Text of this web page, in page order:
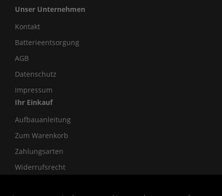
Unser Unternehmen
Kontakt
Batterieentsorgung
AGB
Datenschutz
Impressum
Ihr Einkauf
Aufbauanleitung
Zum Warenkorb
Zahlungsarten
Widerrufsrecht